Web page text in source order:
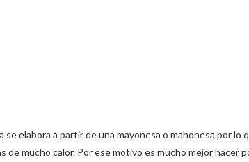
se elabora a partir de una mayonesa o mahonesa por
de mucho calor. Por ese motivo es mucho mejor hacer